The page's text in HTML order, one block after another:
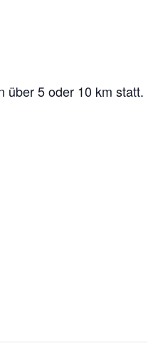
über 5 oder 10 km statt.